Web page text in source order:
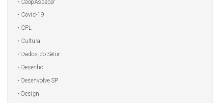
CoopAspacer
Covid-19
CPL
Cultura
Dados do Setor
Desenho
Desenvolve SP
Design